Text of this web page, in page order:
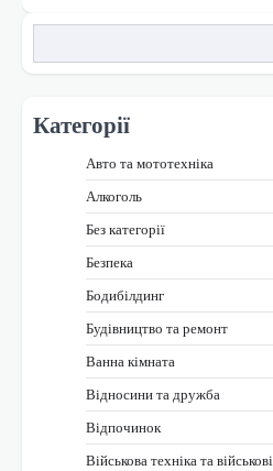
Категорії
Авто та мототехніка
Алкоголь
Без категорії
Безпека
Бодибілдинг
Будівництво та ремонт
Ванна кімната
Відносини та дружба
Відпочинок
Військова техніка та